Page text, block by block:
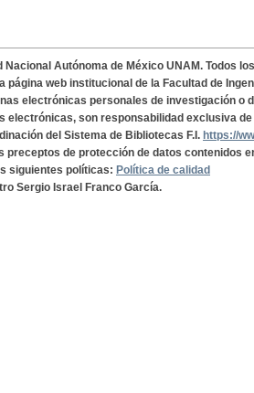
Nacional Autónoma de México UNAM. Todos
página web institucional de la Facultad de
electrónicas personales de investigación o
electrónicas, son responsabilidad exclusiva
del Sistema de Bibliotecas F.I. https://
preceptos de protección de datos contenidos
siguientes políticas: Política de calidad
Sergio Israel Franco García.